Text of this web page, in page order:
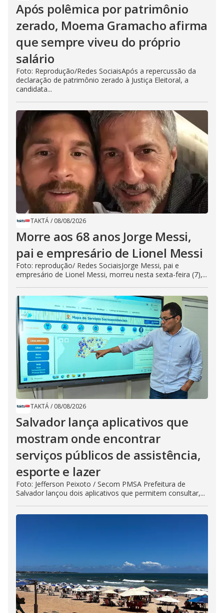
Após polêmica por patrimônio
zerado, Moema Gramacho afirma
que sempre viveu do próprio
salário
Foto: Reprodução/Redes SociaisApós a repercussão da
declaração de patrimônio zerado à Justiça Eleitoral, a
candidata...
TAKTÁ/ 08/08/2026
Morre aos 68 anos Jorge Messi,
pai e empresário de Lionel Messi
Foto: reprodução/ Redes SociaisJorge Messi, pai e
empresário de Lionel Messi, morreu nesta sexta-feira (7),...
TAKTÁ/ 08/08/2026
Salvador lança aplicativos que
mostram onde encontrar
serviços públicos de assistência,
esporte e lazer
Foto: Jefferson Peixoto / Secom PMSA Prefeitura de
Salvador lançou dois aplicativos que permitem consultar,...